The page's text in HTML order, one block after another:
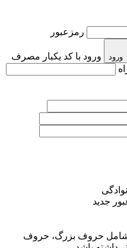
رمزعبور
ورود
ورود با کد یکبار مصرف
جدید
شامل حروف بزرگ، حروف